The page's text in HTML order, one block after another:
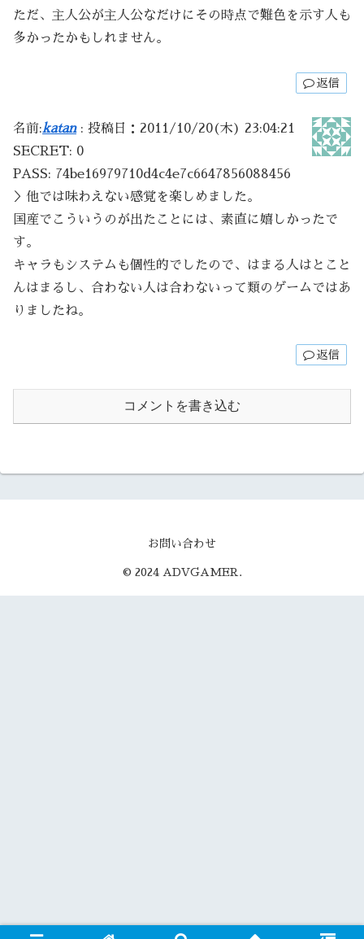
ただ、主人公が主人公なだけにその時点で難色を示す人も
多かったかもしれません。
返信
名前:katan: 投稿日：2011/10/20(木) 23:04:21
SECRET: 0
PASS: 74be16979710d4c4e7c6647856088456
＞他では味わえない感覚を楽しめました。
国産でこういうのが出たことには、素直に嬉しかったで
す。
キャラもシステムも個性的でしたので、はまる人はとこと
んはまるし、合わない人は合わないって類のゲームではあ
りましたね。
返信
コメントを書き込む
お問い合わせ
© 2024 ADVGAMER.